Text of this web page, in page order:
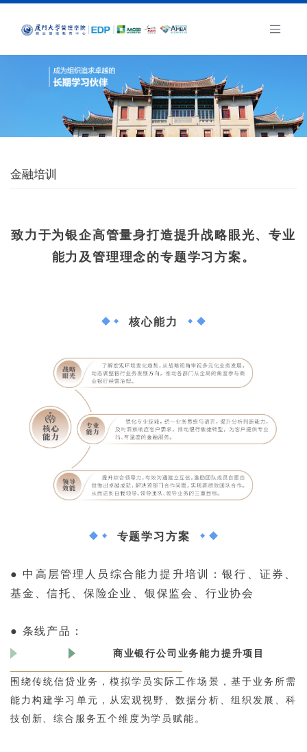
金融培训
致力于为银企高管量身打造提升战略眼光、专业
能力及管理理念的专题学习方案。
核心能力
专题学习方案
● 中高层管理人员综合能力提升培训：银行、证券、
基金、信托、保险企业、银保监会、行业协会
● 条线产品：
商业银行公司业务能力提升项目
围绕传统信贷业务，模拟学员实际工作场景，基于业务所需
能力构建学习单元，从宏观视野、数据分析、组织发展、科
技创新、综合服务五个维度为学员赋能。